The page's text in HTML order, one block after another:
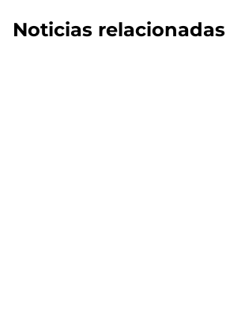
Noticias relacionadas